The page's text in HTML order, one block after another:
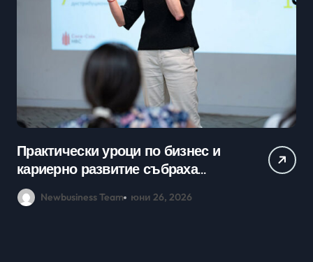
Практически уроци по бизнес и
кариерно развитие събраха
млади хора на SOFIA UP
Newbusiness Team юни 26, 2026